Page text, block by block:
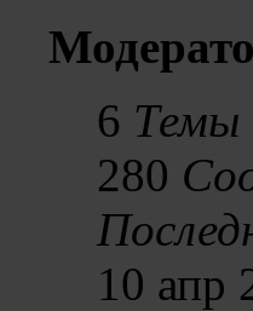
6 Темы
280
10 апр